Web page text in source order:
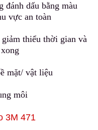
đánh dấu bằng màu
vực an toàn
giảm thiểu thời gian và
mặt/ vật liệu
môi
3M 471